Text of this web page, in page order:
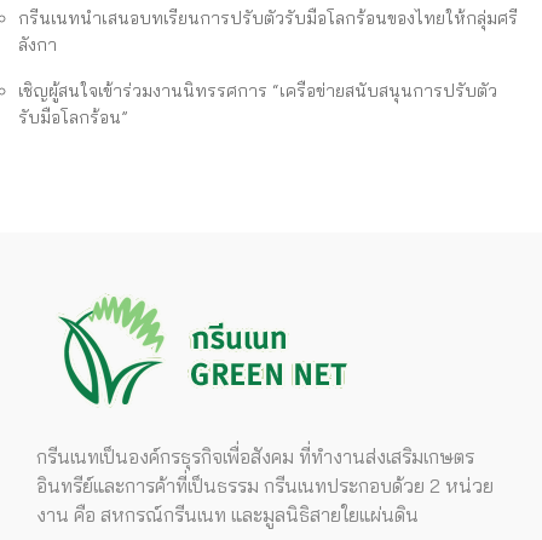
กรีนเนทนำเสนอบทเรียนการปรับตัวรับมือโลกร้อนของไทยให้กลุ่มศรี
ลังกา
เชิญผู้สนใจเข้าร่วมงานนิทรรศการ “เครือข่ายสนับสนุนการปรับตัว
รับมือโลกร้อน”
กรีนเนทเป็นองค์กรธุรกิจเพื่อสังคม ที่ทำงานส่งเสริมเกษตร
อินทรีย์และการค้าที่เป็นธรรม กรีนเนทประกอบด้วย 2 หน่วย
งาน คือ สหกรณ์กรีนเนท และมูลนิธิสายใยแผ่นดิน